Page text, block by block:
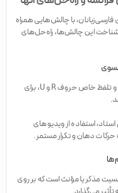
فارسی‌زبانان، با چالش‌هایی همراه
این چالش‌ها، راه‌حل‌های
آواهای بینی مانند /ɛ̃/، /ɑ̃/، /ɔ̃/ و تلفظ خاص حروف R و U، برای
استفاده از ویدیوهای
حرکات دهان و تکرار مستمر.
مذکر یا مؤنث است که بر روی